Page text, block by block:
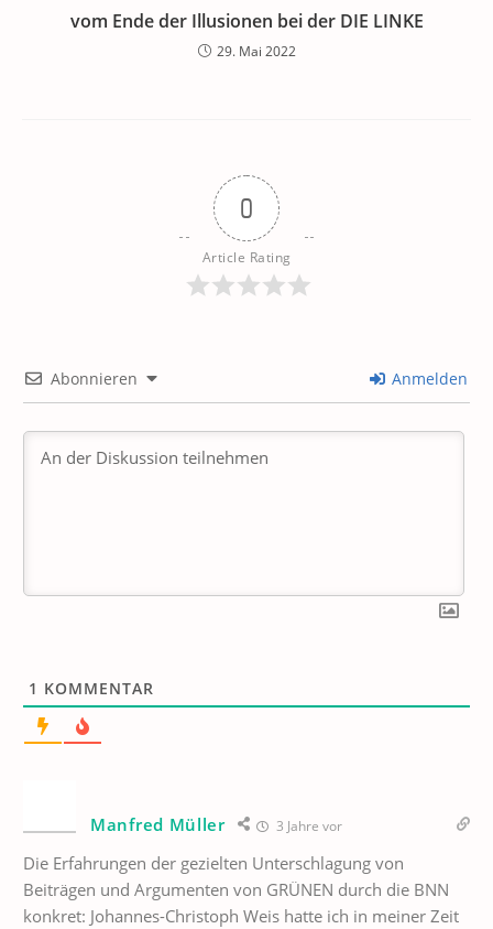
vom Ende der Illusionen bei der DIE LINKE
29. Mai 2022
0
Article Rating
Abonnieren Anmelden
1 KOMMENTAR
Manfred Müller 3 Jahre vor
Die Erfahrungen der gezielten Unterschlagung von
Beiträgen und Argumenten von GRÜNEN durch die BNN
konkret: Johannes-Christoph Weis hatte ich in meiner Zeit